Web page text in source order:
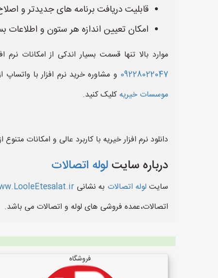
قابلیت دریافت برنامه های جدیدتر و
امکان تعیین اندازه هر ستون و اطلاعات
موارد بالا تنها قسمت بسیار اندکی از امکانات
09228022047 و مشاوره خرید نرم افزار با واتساپ
موسسات خیریه کلیک کنید.
دانلود نرم افزار خیریه با کاربرد عالی و امکانات
درباره سایت لوله اتصالات
سایت لوله اتصالات به نشانی
اتصالات،عمده فروشی های لوله و اتصالات می باشد.
فروشگاه